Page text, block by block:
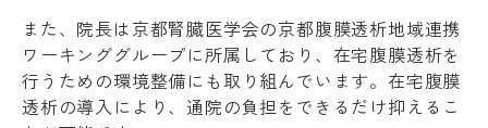
また、院長は京都腎臓医学会の京都腹膜透析地域連携
ワーキンググループに所属しており、在宅腹膜透析を
行うための環境整備にも取り組んでいます。在宅腹膜
透析の導入により、通院の負担をできるだけ抑えるこ